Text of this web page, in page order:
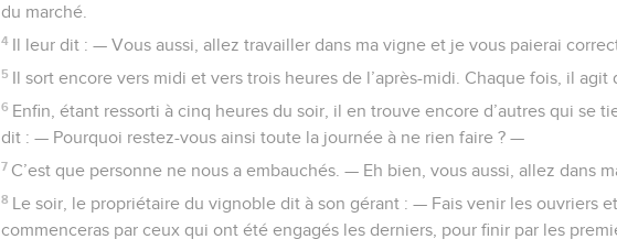
du marché.
4 Il leur dit : — Vous aussi, allez travailler dans ma vigne et je vous paierai
5 Il sort encore vers midi et vers trois heures de l’après-midi. Chaque fois, il agit
6 Enfin, étant ressorti à cinq heures du soir, il en trouve encore d’autres qui se
dit : — Pourquoi restez-vous ainsi toute la journée à ne rien faire ? —
7 C’est que personne ne nous a embauchés. — Eh bien, vous aussi, allez dans
8 Le soir, le propriétaire du vignoble dit à son gérant : — Fais venir les ouvriers
commenceras par ceux qui ont été engagés les derniers, pour finir par les